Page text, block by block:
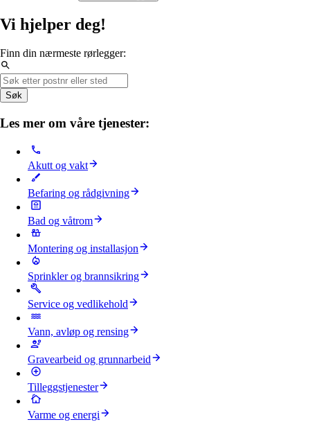
Vi hjelper deg!
Finn din nærmeste rørlegger:
Søk
Les mer om våre tjenester:
Akutt og vakt
Befaring og rådgivning
Bad og våtrom
Montering og installasjon
Sprinkler og brannsikring
Service og vedlikehold
Vann, avløp og rensing
Gravearbeid og grunnarbeid
Tilleggstjenester
Varme og energi